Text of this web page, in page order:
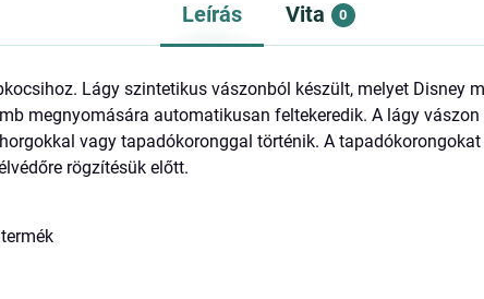
Leírás Vita 0
Lágy szintetikus vászonból készült, melyet Disney
megnyomására automatikusan feltekeredik. A lágy
vagy tapadókoronggal történik. A
rögzítésük előtt.